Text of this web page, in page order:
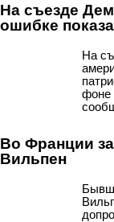
На съезде
ошибке
На
фоне
Во Франции
Вильпен